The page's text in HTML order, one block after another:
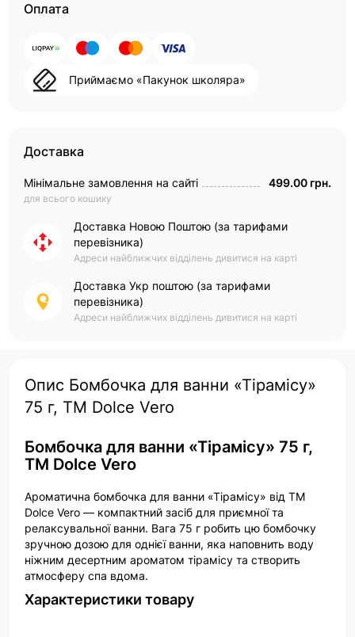
Оплата
Приймаємо «Пакунок школяра»
Доставка
Мінімальне замовлення на сайті
для всього кошику
499.00 грн.
Доставка Новою Поштою (за тарифами
перевізника)
Адреси найближчих відділень дивитися на карті
Доставка Укр поштою (за тарифами
перевізника)
Адреси найближчих відділень дивитися на карті
Опис Бомбочка для ванни «Тірамісу»
75 г, ТМ Dolce Vero
Бомбочка для ванни «Тірамісу» 75 г,
ТМ Dolce Vero
Ароматична бомбочка для ванни «Тірамісу» від ТМ
Dolce Vero — компактний засіб для приємної та
релаксувальної ванни. Вага 75 г робить цю бомбочку
зручною дозою для однієї ванни, яка наповнить воду
ніжним десертним ароматом тірамісу та створить
атмосферу спа вдома.
Характеристики товару